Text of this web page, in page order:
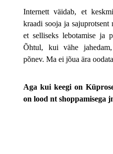
Internett väidab, et
kraadi sooja ja sajuprotsent
et selliseks lebotamise ja
Õhtul, kui vähe
põnev. Ma ei jõua ära
Aga kui keegi on
on lood nt shoppamisega